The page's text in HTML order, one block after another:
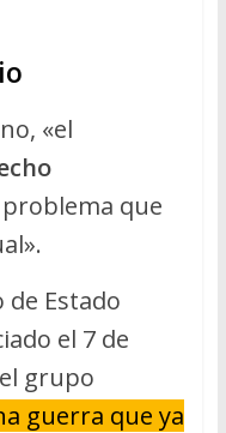
«el
que
de Estado
el 7 de
grupo
guerra que ya